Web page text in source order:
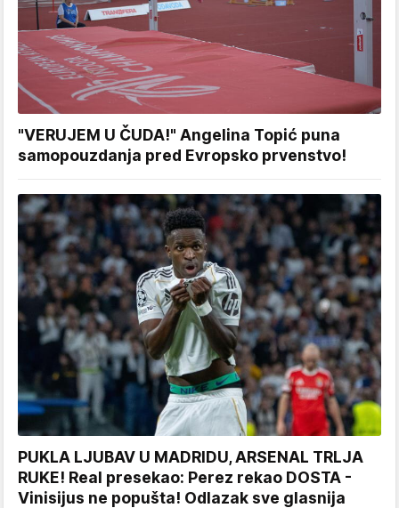
"VERUJEM U ČUDA!" Angelina Topić puna
samopouzdanja pred Evropsko prvenstvo!
PUKLA LJUBAV U MADRIDU, ARSENAL TRLJA
RUKE! Real presekao: Perez rekao DOSTA -
Vinisijus ne popušta! Odlazak sve glasnija